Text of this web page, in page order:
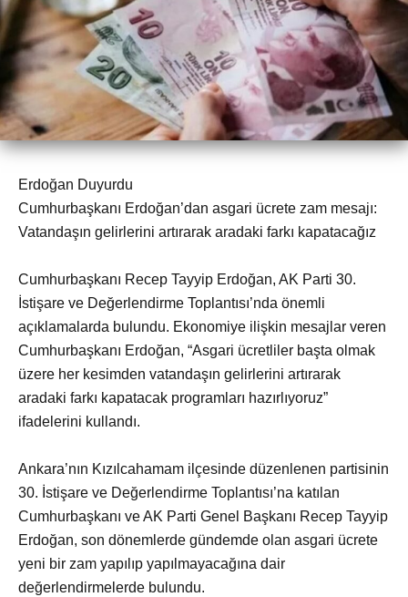
Erdoğan Duyurdu
Cumhurbaşkanı Erdoğan’dan asgari ücrete zam mesajı:
Vatandaşın gelirlerini artırarak aradaki farkı kapatacağız
Cumhurbaşkanı Recep Tayyip Erdoğan, AK Parti 30.
İstişare ve Değerlendirme Toplantısı’nda önemli
açıklamalarda bulundu. Ekonomiye ilişkin mesajlar veren
Cumhurbaşkanı Erdoğan, “Asgari ücretliler başta olmak
üzere her kesimden vatandaşın gelirlerini artırarak
aradaki farkı kapatacak programları hazırlıyoruz”
ifadelerini kullandı.
Ankara’nın Kızılcahamam ilçesinde düzenlenen partisinin
30. İstişare ve Değerlendirme Toplantısı’na katılan
Cumhurbaşkanı ve AK Parti Genel Başkanı Recep Tayyip
Erdoğan, son dönemlerde gündemde olan asgari ücrete
yeni bir zam yapılıp yapılmayacağına dair
değerlendirmelerde bulundu.